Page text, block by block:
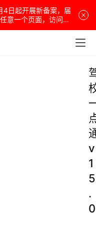
4日起开展新备案，届
意一个页面，访问网
v
1
5
.
0